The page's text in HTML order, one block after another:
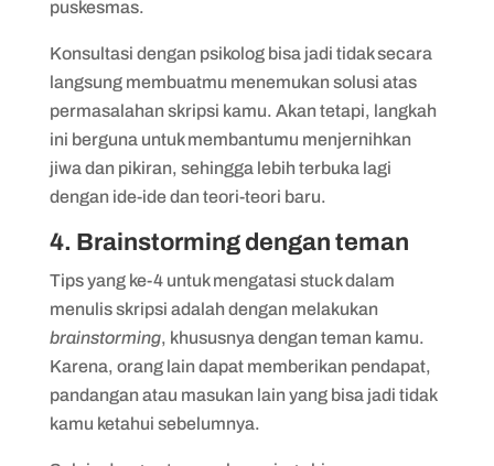
puskesmas.
Konsultasi dengan psikolog bisa jadi tidak secara
langsung membuatmu menemukan solusi atas
permasalahan skripsi kamu. Akan tetapi, langkah
ini berguna untuk membantumu menjernihkan
jiwa dan pikiran, sehingga lebih terbuka lagi
dengan ide-ide dan teori-teori baru.
4. Brainstorming dengan teman
Tips yang ke-4 untuk mengatasi stuck dalam
menulis skripsi adalah dengan melakukan
brainstorming, khususnya dengan teman kamu.
Karena, orang lain dapat memberikan pendapat,
pandangan atau masukan lain yang bisa jadi tidak
kamu ketahui sebelumnya.